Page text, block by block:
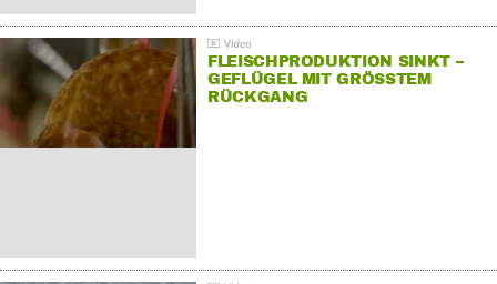
FLEISCHPRODUKTION SINKT –
GEFLÜGEL MIT GRÖSSTEM R
ÜCKGANG